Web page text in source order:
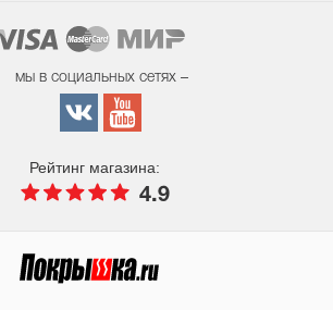
мы в социальных сетях –
Рейтинг магазина:
4.9